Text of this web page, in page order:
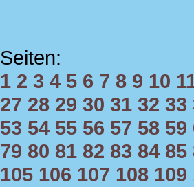
Seiten:
1 2 3 4 5 6 7 8 9 10
27 28 29 30 31 32 33
53 54 55 56 57 58 59
79 80 81 82 83 84 85
105 106 107 108 109